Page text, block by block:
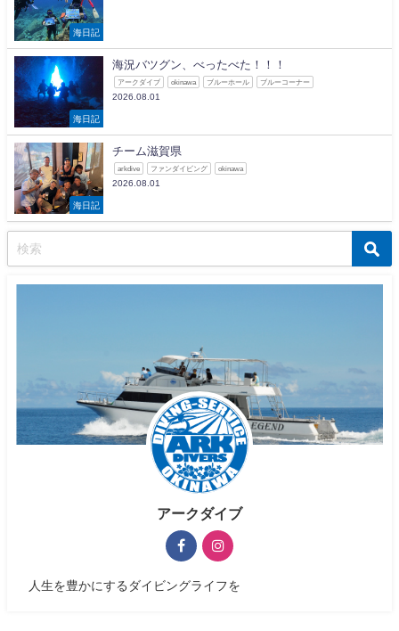
海日記
海日記
海況バツグン、べったべた！！！
アークダイブ okinawa ブルーホール ブルーコーナー
2026.08.01
海日記
チーム滋賀県
arkdive ファンダイビング okinawa
2026.08.01
アークダイブ
人生を豊かにするダイビングライフを